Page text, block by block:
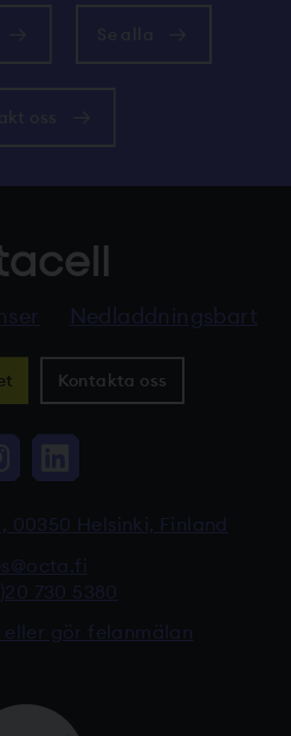
Nedladdningsbart
Kontakta oss
Linkki
LinkedIn, Linkki
00350 Helsinki, Finland
730 5380
eller gör felanmälan